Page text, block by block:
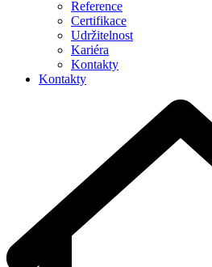
Reference
Certifikace
Udržitelnost
Kariéra
Kontakty
Kontakty